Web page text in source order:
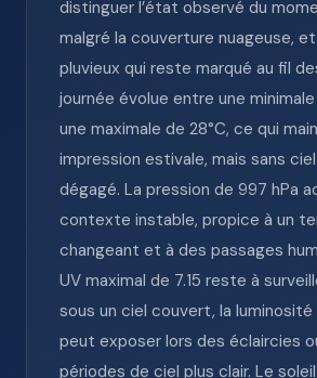
distinguer l’état observé du
malgré la couverture nuageuse,
pluvieux qui reste marqué au fil
journée évolue entre une
une maximale de 28°C, ce qui
impression estivale, mais sans
dégagé. La pression de 997 hPa
contexte instable, propice à un
changeant et à des passages
UV maximal de 7.15 reste à
sous un ciel couvert, la luminosité
peut exposer lors des éclaircies
périodes de ciel plus clair. Le